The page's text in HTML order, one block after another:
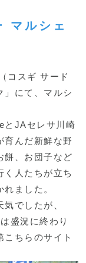
マルシェ
コスギ サード
」にて、マルシ
とJAセレサ川崎
育んだ新鮮な野
餅、お団子など
く人たちが立ち
ました。
でしたが、
盛況に終わり
こちらのサイト